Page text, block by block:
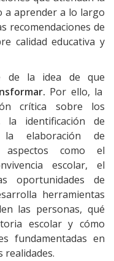
a aprender a lo largo
recomendaciones de
calidad educativa y
de la idea de que
Por ello, la
crítica sobre los
la identificación de
la elaboración de
aspectos como el
escolar, el
oportunidades de
herramientas
las personas, qué
escolar y cómo
fundamentadas en
realidades.